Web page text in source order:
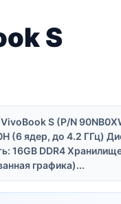
S
S (P/N
(6 ядер, до 4.2 ГГц)
16GB DDR4
графика)...